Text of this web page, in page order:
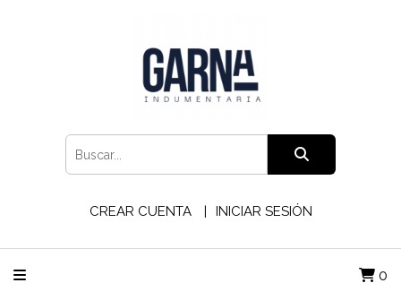
CREAR CUENTA INICIAR SESIÓN
0